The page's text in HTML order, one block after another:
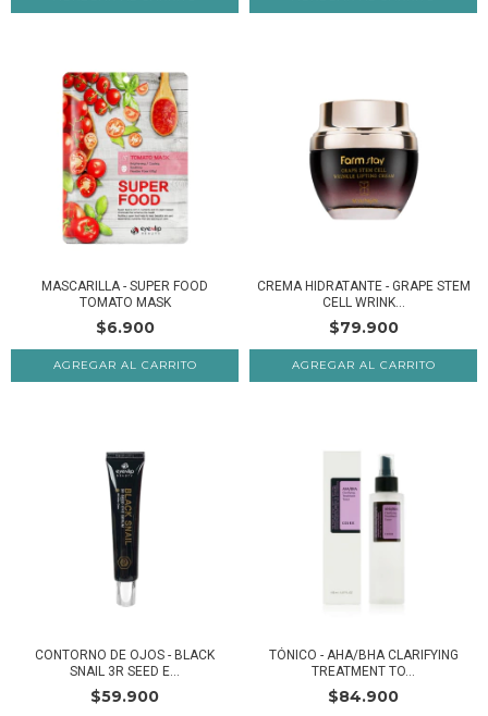
MASCARILLA - SUPER FOOD
TOMATO MASK
$6.900
CREMA HIDRATANTE - GRAPE STEM
CELL WRINK...
$79.900
CONTORNO DE OJOS - BLACK
SNAIL 3R SEED E...
$59.900
TÓNICO - AHA/BHA CLARIFYING
TREATMENT TO...
$84.900